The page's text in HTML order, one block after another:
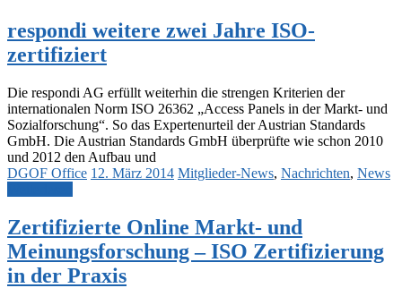
respondi weitere zwei Jahre ISO-
zertifiziert
Die respondi AG erfüllt weiterhin die strengen Kriterien der
internationalen Norm ISO 26362 „Access Panels in der Markt- und
Sozialforschung“. So das Expertenurteil der Austrian Standards
GmbH. Die Austrian Standards GmbH überprüfte wie schon 2010
und 2012 den Aufbau und
DGOF Office 12. März 2014 Mitglieder-News, Nachrichten, News
Zertifizierte Online Markt- und
Meinungsforschung – ISO Zertifizierung
in der Praxis